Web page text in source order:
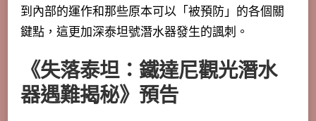
到內部的運作和那些原本可以「被預防」的各個關
鍵點，這更加深泰坦號潛水器發生的諷刺。
《失落泰坦：鐵達尼觀光潛水
器遇難揭秘》預告